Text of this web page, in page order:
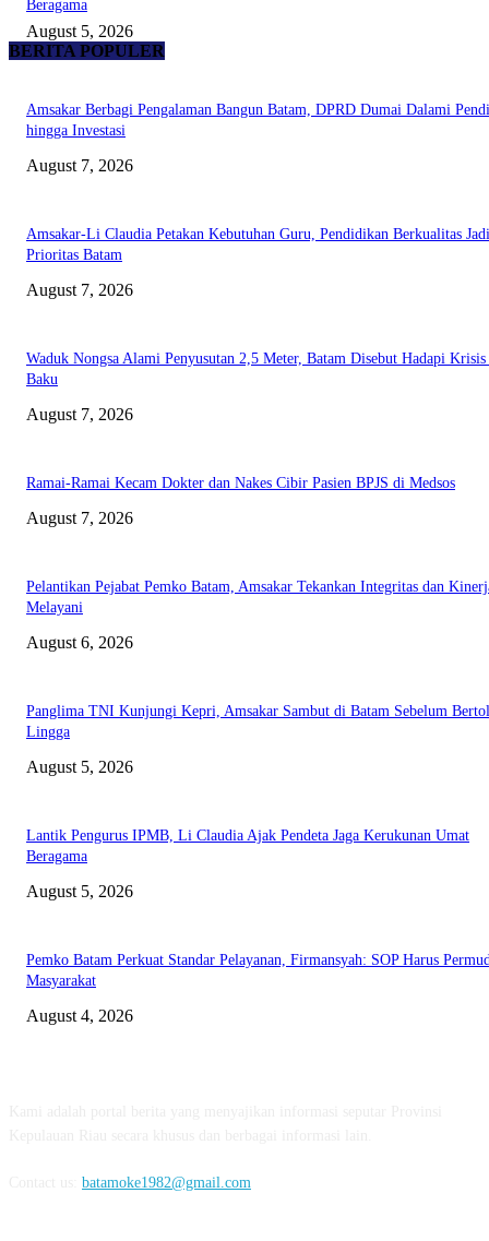
Beragama
August 5, 2026
BERITA POPULER
Amsakar Berbagi Pengalaman Bangun Batam, DPRD Dumai Dalami
hingga Investasi
August 7, 2026
Amsakar-Li Claudia Petakan Kebutuhan Guru, Pendidikan Berkualitas Jadi
Prioritas Batam
August 7, 2026
Waduk Nongsa Alami Penyusutan 2,5 Meter, Batam Disebut Hadapi
Baku
August 7, 2026
Ramai-Ramai Kecam Dokter dan Nakes Cibir Pasien BPJS di Medsos
August 7, 2026
Pelantikan Pejabat Pemko Batam, Amsakar Tekankan Integritas dan
Melayani
August 6, 2026
Panglima TNI Kunjungi Kepri, Amsakar Sambut di Batam Sebelum
Lingga
August 5, 2026
Lantik Pengurus IPMB, Li Claudia Ajak Pendeta Jaga Kerukunan Umat
Beragama
August 5, 2026
Pemko Batam Perkuat Standar Pelayanan, Firmansyah: SOP Harus
Masyarakat
August 4, 2026
batamoke1982@gmail.com